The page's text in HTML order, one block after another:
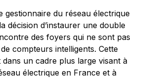
gestionnaire du réseau électrique
décision d’instaurer une double
des foyers qui ne sont pas
compteurs intelligents. Cette
dans un cadre plus large visant à
électrique en France et à